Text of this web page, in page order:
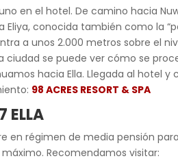
en el hotel. De camino hacia
Eliya, conocida también como la
a unos 2.000 metros sobre el
ciudad se puede ver cómo se
hacia Ella. Llegada al hotel y
98 ACRES RESORT & SPA
ELLA
en régimen de media pensión
Recomendamos visitar: